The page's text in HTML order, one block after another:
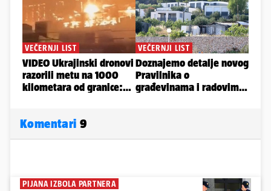
Komentari 9
PIJANA IZBOLA PARTNERA